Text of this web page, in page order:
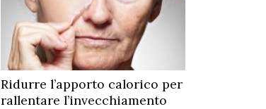
Ridurre l’apporto calorico per
rallentare l’invecchiamento